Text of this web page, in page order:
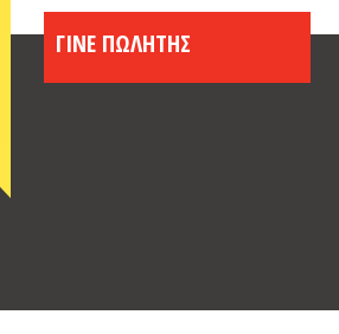
ΓΙΝΕ ΠΩΛΗΤΗΣ